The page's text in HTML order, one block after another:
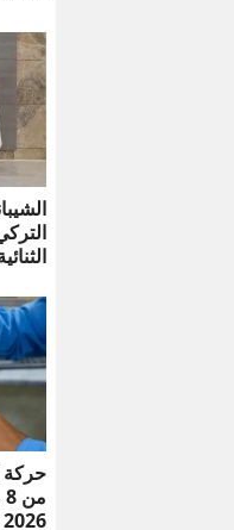
حركة
2026